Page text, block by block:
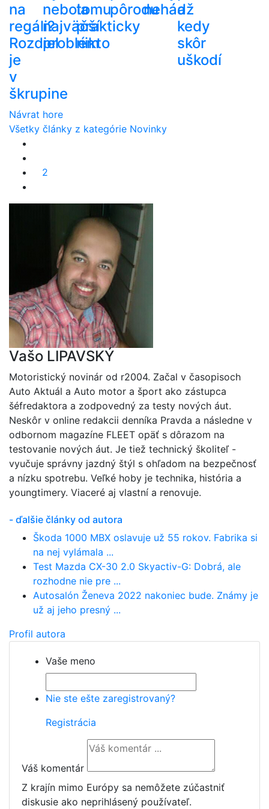
na
regáli?
Rozdiel
je
v
škrupine
nebola
najväčší
problém
tomu
prakticky
nikto
pôrodunehádž
a
kedy
skôr
uškodí
Návrat hore
Všetky články z kategórie Novinky
2
Vašo LIPAVSKÝ
Motoristický novinár od r2004. Začal v časopisoch
Auto Aktuál a Auto motor a šport ako zástupca
šéfredaktora a zodpovedný za testy nových áut.
Neskôr v online redakcii denníka Pravda a následne v
odbornom magazíne FLEET opäť s dôrazom na
testovanie nových áut. Je tiež technický školiteľ -
vyučuje správny jazdný štýl s ohľadom na bezpečnosť
a nízku spotrebu. Veľké hoby je technika, história a
youngtimery. Viaceré aj vlastní a renovuje.
- ďalšie články od autora
Škoda 1000 MBX oslavuje už 55 rokov. Fabrika si
na nej vylámala ...
Test Mazda CX-30 2.0 Skyactiv-G: Dobrá, ale
rozhodne nie pre ...
Autosalón Ženeva 2022 nakoniec bude. Známy je
už aj jeho presný ...
Profil autora
Vaše meno
Nie ste ešte zaregistrovaný?
Registrácia
Váš komentár
Z krajín mimo Európy sa nemôžete zúčastniť
diskusie ako neprihlásený používateľ.